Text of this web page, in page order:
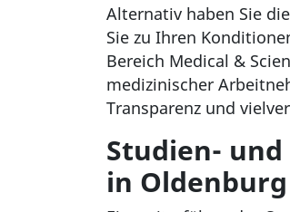
Alternativ haben Sie
Sie zu Ihren
Bereich Medical &
medizinischer
Transparenz und
Studien-
in Oldenburg